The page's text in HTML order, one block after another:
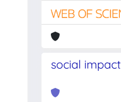
social impact